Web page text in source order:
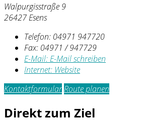
Walpurgisstraße 9
26427 Esens
Telefon: 04971 947720
Fax: 04971 / 947729
E-Mail:E-Mail schreiben
Internet: Website
KontaktformularRoute planen
Direkt zum Ziel